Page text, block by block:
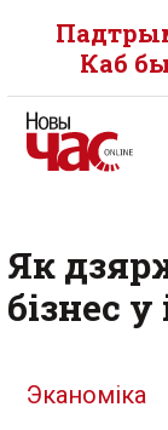
Каб
Як
бізнес
Эканоміка